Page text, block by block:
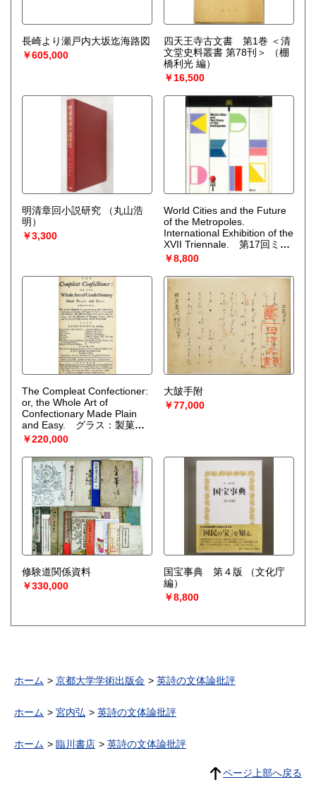
長崎より瀬戸内大坂迄海路図
￥605,000
四天王寺古文書 第1巻 ＜清
文堂史料叢書 第78刊＞
（棚
橋利光 編）
￥16,500
明清章回小説研究
（丸山浩
明）
￥3,300
World Cities and the Future
of the Metropoles.
International Exhibition of the
XVII Triennale. 第17回ミラ
ノ・トリエンナーレ『世界の
都市と首都の未来』図録
（全2冊）
￥8,800
The Compleat Confectioner:
or, the Whole Art of
Confectionary Made Plain
and Easy. グラス：製菓大
全（初版）
￥220,000
大皷手附
￥77,000
修験道関係資料
￥330,000
国宝事典 第４版
（文化庁
編）
￥8,800
ホーム 京都大学学術出版会 英詩の文体論批評
ホーム 宮内弘 英詩の文体論批評
ホーム 臨川書店 英詩の文体論批評
ページ上部へ戻る